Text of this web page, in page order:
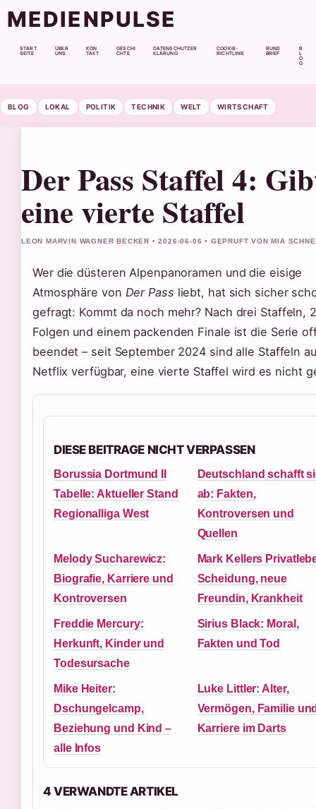
MEDIENPULSE
START
SEITE
ÜBER
UNS
KON
TAKT
GESCHI
CHTE
DATENSCHUTZER
KLÄRUNG
COOKIE-
RICHTLINIE
RUND
BRIEF
B
L
O
G
BLOG LOKAL POLITIK TECHNIK WELT WIRTSCHAFT
Der Pass Staffel 4:
eine vierte Staffel
LEON MARVIN WAGNER BECKER • 2026-06-06 • GEPRUFT VON MIA
Wer die düsteren Alpenpanoramen und die eisige
Atmosphäre von Der Pass liebt, hat sich sicher
gefragt: Kommt da noch mehr? Nach drei Staffeln,
Folgen und einem packenden Finale ist die Serie
beendet – seit September 2024 sind alle Staffeln
Netflix verfügbar, eine vierte Staffel wird es nicht
DIESE BEITRAGE NICHT VERPASSEN
Borussia Dortmund II
Tabelle: Aktueller Stand
Regionalliga West
Deutschland schafft
ab: Fakten,
Kontroversen und
Quellen
Melody Sucharewicz:
Biografie, Karriere und
Kontroversen
Mark Kellers
Scheidung, neue
Freundin, Krankheit
Freddie Mercury:
Herkunft, Kinder und
Todesursache
Sirius Black: Moral,
Fakten und Tod
Mike Heiter:
Dschungelcamp,
Beziehung und Kind –
alle Infos
Luke Littler: Alter,
Vermögen, Familie
Karriere im Darts
4 VERWANDTE ARTIKEL